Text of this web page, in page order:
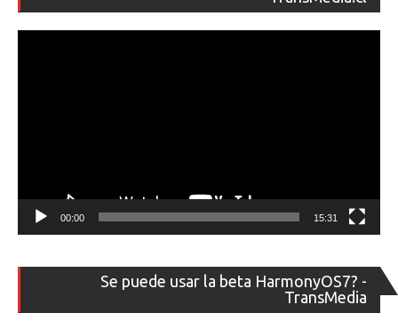
00:00 15:31
Se puede usar la beta HarmonyOS7? -
TransMedia
de